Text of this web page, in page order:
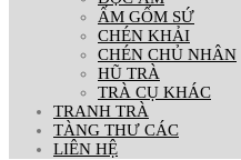
ẤM GỐM SỨ
CHÉN KHẢI
CHÉN CHỦ NHÂN
HŨ TRÀ
TRÀ CỤ KHÁC
TRANH TRÀ
TÀNG THƯ CÁC
LIÊN HỆ